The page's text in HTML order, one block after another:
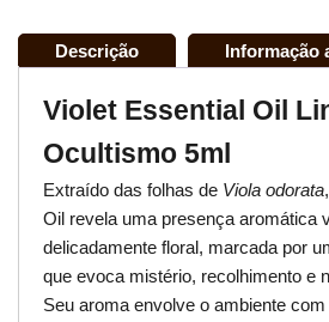
Descrição Informação
Violet Essential Oil
Ocultismo 5ml
Extraído das folhas de Viola odorata
Oil revela uma presença aromática
delicadamente floral, marcada por
que evoca mistério, recolhimento e
Seu aroma envolve o ambiente